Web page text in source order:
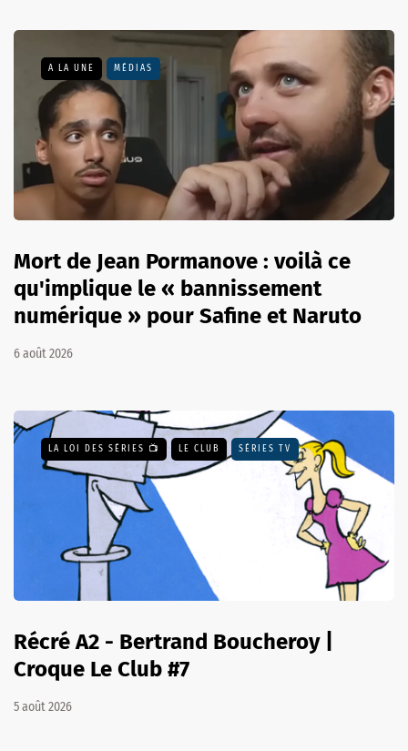
A LA UNE MÉDIAS
Mort de Jean Pormanove : voilà ce
qu'implique le « bannissement
numérique » pour Safine et Naruto
6 août 2026
LA LOI DES SÉRIES 📺 LE CLUB SÉRIES TV
Récré A2 - Bertrand Boucheroy |
Croque Le Club #7
5 août 2026